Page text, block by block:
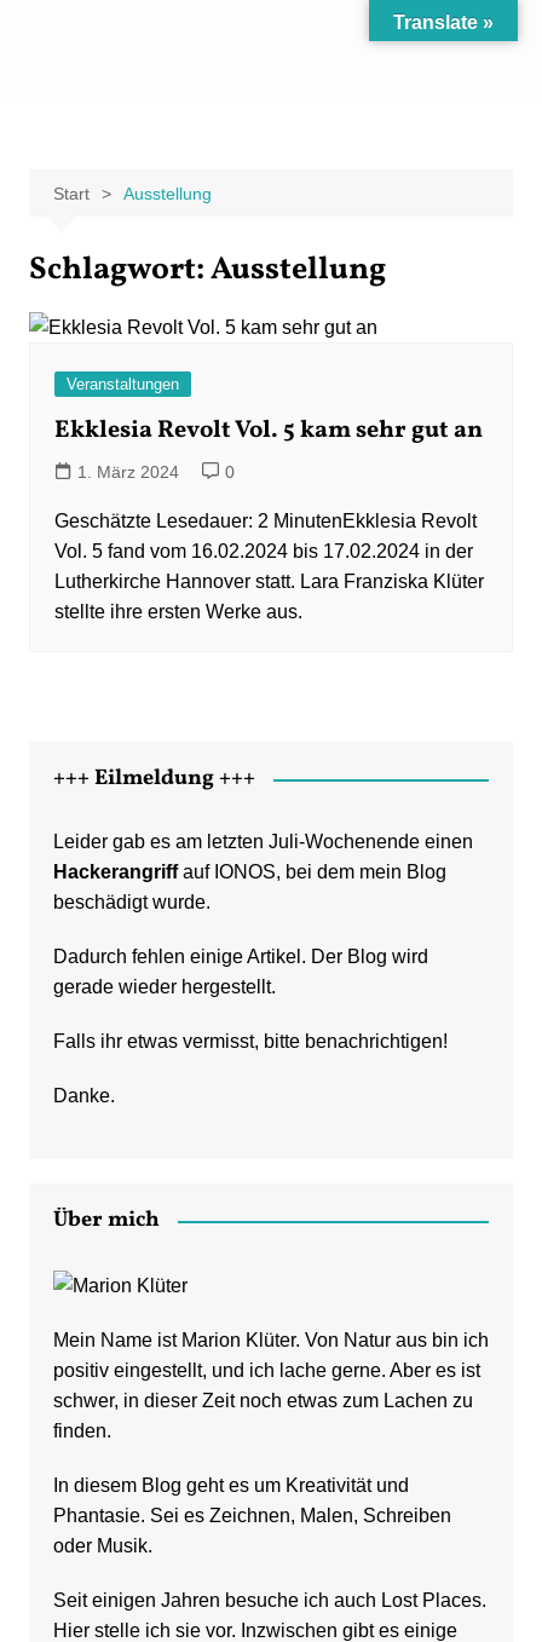
Start Ausstellung
Schlagwort:Ausstellung
Veranstaltungen
Ekklesia Revolt Vol. 5 kam sehr gut an
1. März 2024 0
Ekklesia Revolt
Vol. 5 fand vom 16.02.2024 bis 17.02.2024 in der
Lutherkirche Hannover statt. Lara Franziska Klüter
stellte ihre ersten Werke aus.
+++ Eilmeldung +++
Leider gab es am letzten Juli-Wochenende einen
Hackerangriffauf IONOS, bei dem mein Blog
beschädigt wurde.
Dadurch fehlen einige Artikel. Der Blog wird
gerade wieder hergestellt.
Falls ihr etwas vermisst, bitte benachrichtigen!
Danke.
Über mich
Mein Name ist Marion Klüter. Von Natur aus bin ich
positiv eingestellt, und ich lache gerne. Aber es ist
schwer, in dieser Zeit noch etwas zum Lachen zu
finden.
In diesem Blog geht es um Kreativität und
Phantasie. Sei es Zeichnen, Malen, Schreiben
oder Musik.
Seit einigen Jahren besuche ich auch Lost Places.
Hier stelle ich sie vor. Inzwischen gibt es einige
Translate »